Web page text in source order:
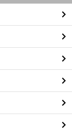
閉
る